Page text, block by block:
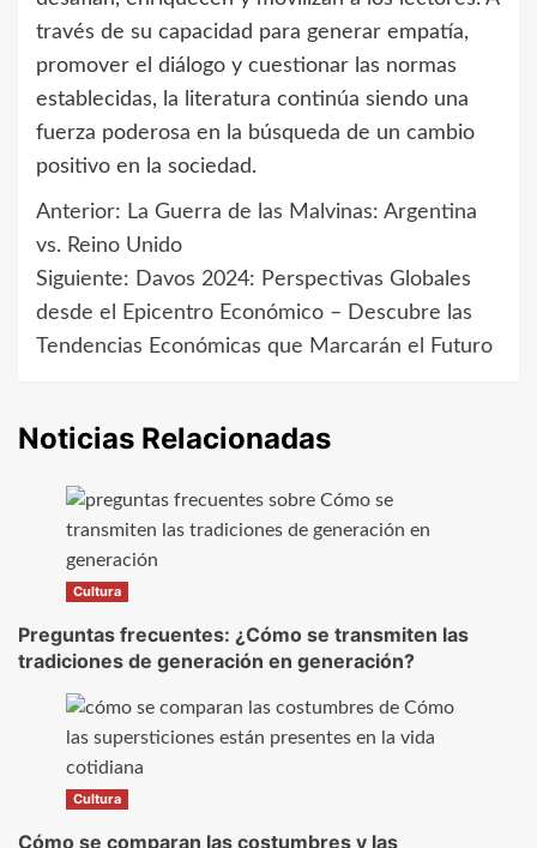
través de su capacidad para generar empatía,
promover el diálogo y cuestionar las normas
establecidas, la literatura continúa siendo una
fuerza poderosa en la búsqueda de un cambio
positivo en la sociedad.
Navegación
de
entradas
Anterior: La Guerra de las Malvinas: Argentina
vs. Reino Unido
Siguiente: Davos 2024: Perspectivas Globales
desde el Epicentro Económico – Descubre las
Tendencias Económicas que Marcarán el Futuro
Noticias Relacionadas
Cultura
Preguntas frecuentes: ¿Cómo se transmiten las
tradiciones de generación en generación?
Cultura
Cómo se comparan las costumbres y las